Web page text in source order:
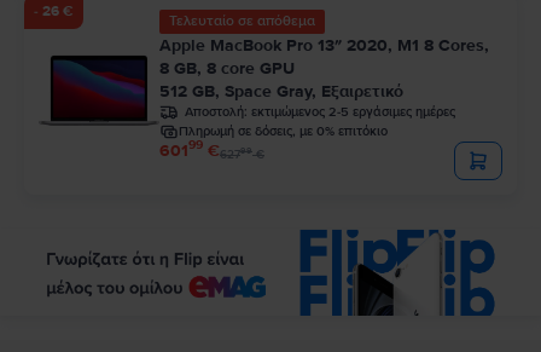
- 26 €
Τελευταίο σε απόθεμα
Apple MacBook Pro 13″ 2020, M1 8 Cores,
8 GB, 8 core GPU
512 GB, Space Gray, Εξαιρετικό
Αποστολή: εκτιμώμενος 2-5 εργάσιμες ημέρες
Πληρωμή σε δόσεις, με 0% επιτόκιο
60199 €62799€